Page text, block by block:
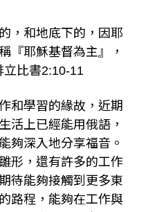
，和地底下的，因耶
『耶穌基督為主』，
比書2:10-11
和學習的緣故，近期
活上已經能用俄語，
夠深入地分享福音。
形，還有許多的工作
待能夠接觸到更多東
路程，能夠在工作與